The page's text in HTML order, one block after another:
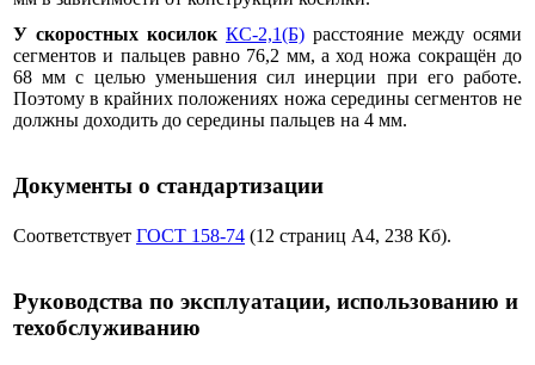
У скоростных косилок КС-2,1(Б) расстояние между осями
сегментов и пальцев равно 76,2 мм, а ход ножа сокращён до
68 мм с целью уменьшения сил инерции при его работе.
Поэтому в крайних положениях ножа середины сегментов не
должны доходить до середины пальцев на 4 мм.
Документы о стандартизации
Соответствует ГОСТ 158-74 (12 страниц А4, 238 Кб).
Руководства по эксплуатации, использованию и
техобслуживанию